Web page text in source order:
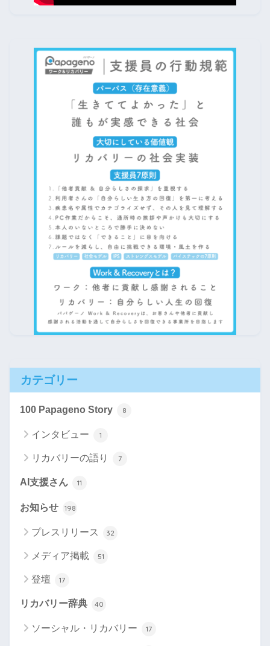
カテゴリー
100 Papageno Story 8
インタビュー 1
リカバリーの語り 7
AI支援さん 11
お知らせ 198
プレスリリース 32
メディア掲載 51
登壇 17
リカバリー辞典 40
ソーシャル・リカバリー 17